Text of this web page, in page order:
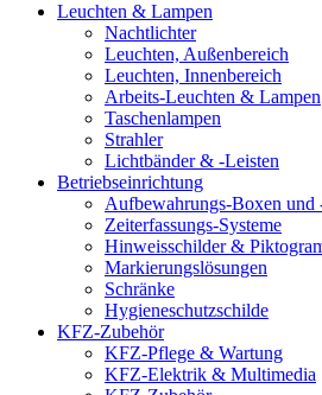
Leuchten & Lampen
Nachtlichter
Leuchten, Außenbereich
Leuchten, Innenbereich
Arbeits-Leuchten & Lampen
Taschenlampen
Strahler
Lichtbänder & -Leisten
Betriebseinrichtung
Aufbewahrungs-Boxen und
Zeiterfassungs-Systeme
Hinweisschilder &
Markierungslösungen
Schränke
Hygieneschutzschilde
KFZ-Zubehör
KFZ-Pflege & Wartung
KFZ-Elektrik & Multimedia